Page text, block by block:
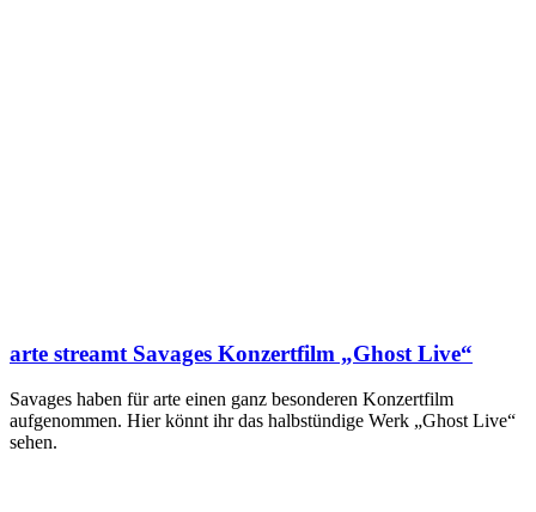
arte streamt Savages Konzertfilm „Ghost Live“
Savages haben für arte einen ganz besonderen Konzertfilm
aufgenommen. Hier könnt ihr das halbstündige Werk „Ghost Live“
sehen.